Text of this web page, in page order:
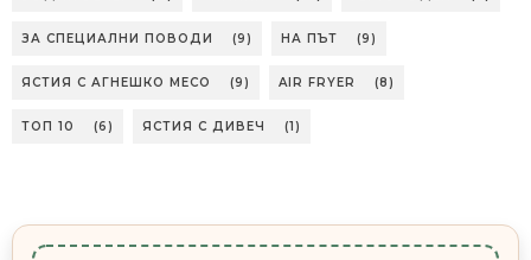
ЗА СПЕЦИАЛНИ ПОВОДИ (9) НА ПЪТ (9)
ЯСТИЯ С АГНЕШКО МЕСО (9) AIR FRYER (8)
ТОП 10 (6) ЯСТИЯ С ДИВЕЧ (1)